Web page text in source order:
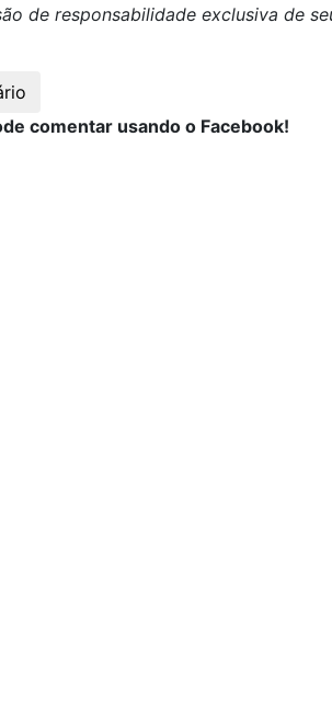
de responsabilidade exclusiva de
comentar usando o Facebook!